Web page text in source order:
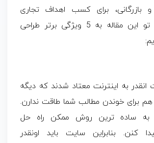
بازرگانی، برای کسب اهداف تجاری
مناسب باشه. تو این مقاله به 5 ویژگی برتر طراحی
انقدر به اینترنت معتاد شدند که دیگه
برای خوندن مطالب شما طاقت ندارن.
به ساده ترین روش ممکن راه حل
کنن. بنابراین سایت باید اونقدر